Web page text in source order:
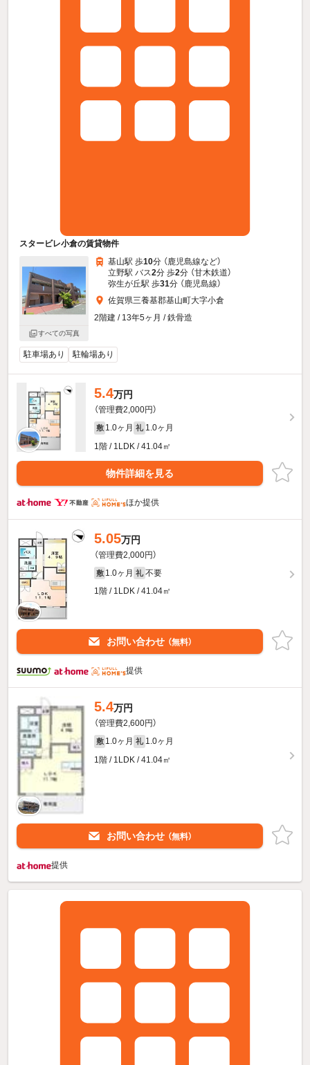
スタービレ小倉の賃貸物件
すべての写真
基山駅 歩10分 （鹿児島線など）
立野駅 バス2分 歩2分 （甘木鉄道）
弥生が丘駅 歩31分 （鹿児島線）
佐賀県三養基郡基山町大字小倉
2階建 / 13年5ヶ月 / 鉄骨造
駐車場あり 駐輪場あり
5.4万円
（管理費2,000円）
敷 1.0ヶ月 礼 1.0ヶ月
1階 / 1LDK / 41.04㎡
物件詳細を見る
ほか提供
5.05万円
（管理費2,000円）
敷 1.0ヶ月 礼 不要
1階 / 1LDK / 41.04㎡
お問い合わせ （無料）
提供
5.4万円
（管理費2,600円）
敷 1.0ヶ月 礼 1.0ヶ月
1階 / 1LDK / 41.04㎡
お問い合わせ （無料）
提供